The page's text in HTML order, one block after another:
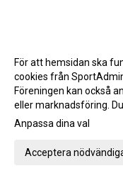
Gå till
För att hemsidan ska
cookies från
Föreningen kan också
eller marknadsföring.
Anpassa dina val
Acceptera